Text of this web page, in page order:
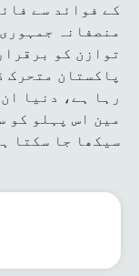
کے فوائد سے
منصفانہ
توازن کو
پاکستان متحرک
رہا ہے، دنیا
مین اس پہلو کو
سیکھا جا سکتا